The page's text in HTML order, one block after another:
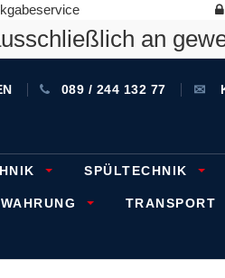
an
089 / 244 132 77
SPÜLTECHNIK
TRANSPORT